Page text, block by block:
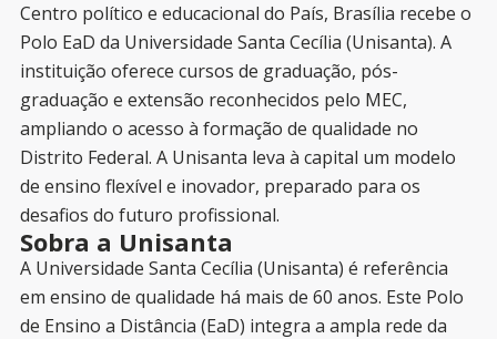
Centro político e educacional do País, Brasília recebe o
Polo EaD da Universidade Santa Cecília (Unisanta). A
instituição oferece cursos de graduação, pós-
graduação e extensão reconhecidos pelo MEC,
ampliando o acesso à formação de qualidade no
Distrito Federal. A Unisanta leva à capital um modelo
de ensino flexível e inovador, preparado para os
desafios do futuro profissional.
Sobra a Unisanta
A Universidade Santa Cecília (Unisanta) é referência
em ensino de qualidade há mais de 60 anos. Este Polo
de Ensino a Distância (EaD) integra a ampla rede da